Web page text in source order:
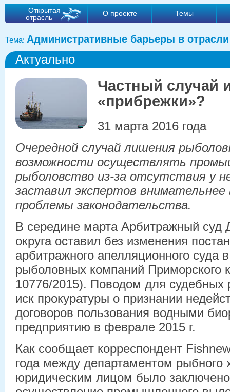
Открытая
отрасль
О проекте Темы
Тема: Административные барьеры в отрасли
Актуально
Частный случай
«прибрежки»?
31 марта 2016 года
Очередной случай лишения
возможности осуществлять
рыболовство из-за отсутствия у
заставил экспертов внимательнее
проблемы законодательства.
В середине марта Арбитражный суд
округа оставил без изменения
арбитражного апелляционного суда
рыболовных компаний
10776/2015). Поводом для судебных
иск прокуратуры о признании
договоров пользования водными
предприятию в феврале 2015 г.
Как сообщает корреспондент
года между департаментом рыбного
юридическим лицом было